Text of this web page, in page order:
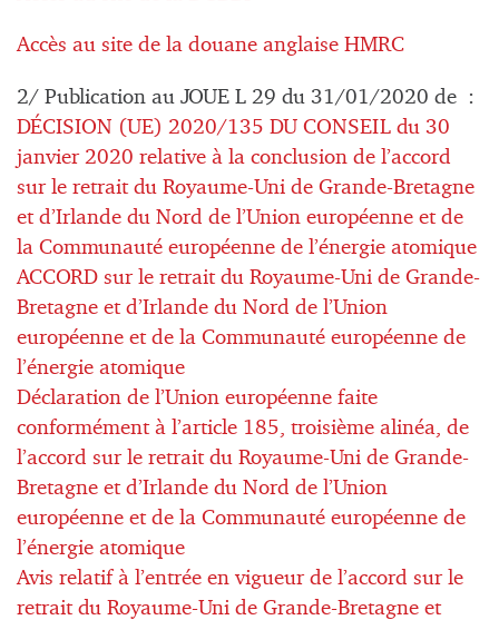
Accès au site de la douane anglaise HMRC
2/ Publication au JOUE L 29 du 31/01/2020 de :
DÉCISION (UE) 2020/135 DU CONSEIL du 30
janvier 2020 relative à la conclusion de l’accord
sur le retrait du Royaume-Uni de Grande-Bretagne
et d’Irlande du Nord de l’Union européenne et de
la Communauté européenne de l’énergie atomique
ACCORD sur le retrait du Royaume-Uni de Grande-
Bretagne et d’Irlande du Nord de l’Union
européenne et de la Communauté européenne de
l’énergie atomique
Déclaration de l’Union européenne faite
conformément à l’article 185, troisième alinéa, de
l’accord sur le retrait du Royaume-Uni de Grande-
Bretagne et d’Irlande du Nord de l’Union
européenne et de la Communauté européenne de
l’énergie atomique
Avis relatif à l’entrée en vigueur de l’accord sur le
retrait du Royaume-Uni de Grande-Bretagne et